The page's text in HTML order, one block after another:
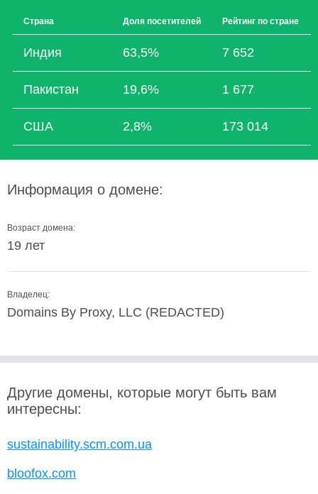
Страна Доля посетителей Рейтинг по стране
Индия 63,5% 7 652
Пакистан 19,6% 1 677
США 2,8% 173 014
Информация о домене:
Возраст домена:
19 лет
Владелец:
Domains By Proxy, LLC (REDACTED)
Другие домены, которые могут быть вам
интересны:
sustainability.scm.com.ua
bloofox.com